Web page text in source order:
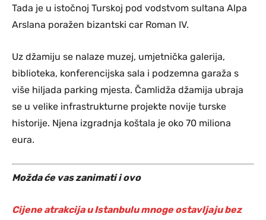
Tada je u istočnoj Turskoj pod vodstvom sultana Alpa
Arslana poražen bizantski car Roman IV.
Uz džamiju se nalaze muzej, umjetnička galerija,
biblioteka, konferencijska sala i podzemna garaža s
više hiljada parking mjesta. Čamlidža džamija ubraja
se u velike infrastrukturne projekte novije turske
historije. Njena izgradnja koštala je oko 70 miliona
eura.
Možda će vas zanimati i ovo
Cijene atrakcija u Istanbulu mnoge ostavljaju bez